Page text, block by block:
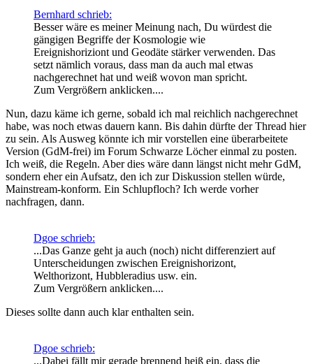
Bernhard schrieb:
Besser wäre es meiner Meinung nach, Du würdest die
gängigen Begriffe der Kosmologie wie
Ereignishoriziont und Geodäte stärker verwenden. Das
setzt nämlich voraus, dass man da auch mal etwas
nachgerechnet hat und weiß wovon man spricht.
Zum Vergrößern anklicken....
Nun, dazu käme ich gerne, sobald ich mal reichlich nachgerechnet
habe, was noch etwas dauern kann. Bis dahin dürfte der Thread hier
zu sein. Als Ausweg könnte ich mir vorstellen eine überarbeitete
Version (GdM-frei) im Forum Schwarze Löcher einmal zu posten.
Ich weiß, die Regeln. Aber dies wäre dann längst nicht mehr GdM,
sondern eher ein Aufsatz, den ich zur Diskussion stellen würde,
Mainstream-konform. Ein Schlupfloch? Ich werde vorher
nachfragen, dann.
Dgoe schrieb:
...Das Ganze geht ja auch (noch) nicht differenziert auf
Unterscheidungen zwischen Ereignishorizont,
Welthorizont, Hubbleradius usw. ein.
Zum Vergrößern anklicken....
Dieses sollte dann auch klar enthalten sein.
Dgoe schrieb:
...Dabei fällt mir gerade brennend heiß ein, dass die